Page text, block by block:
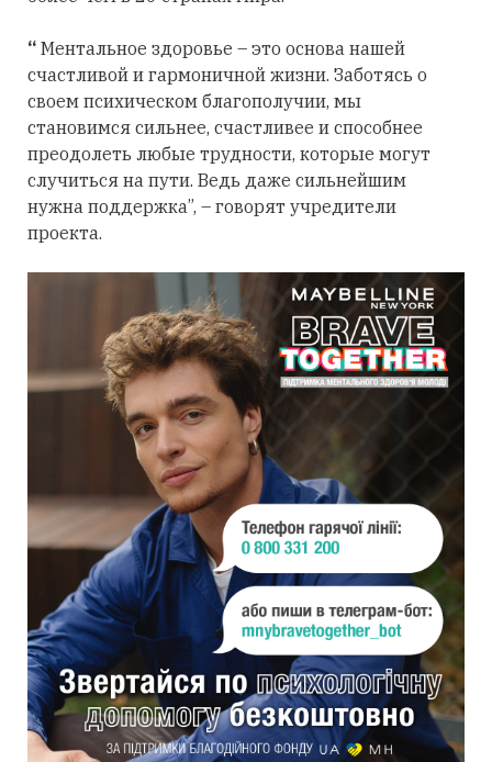
“ Ментальное здоровье – это основа нашей
счастливой и гармоничной жизни. Заботясь о
своем психическом благополучии, мы
становимся сильнее, счастливее и способнее
преодолеть любые трудности, которые могут
случиться на пути. Ведь даже сильнейшим
нужна поддержка”, – говорят учредители
проекта.